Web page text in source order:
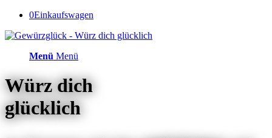
0Einkaufswagen
Menü Menü
Würz dich
glücklich